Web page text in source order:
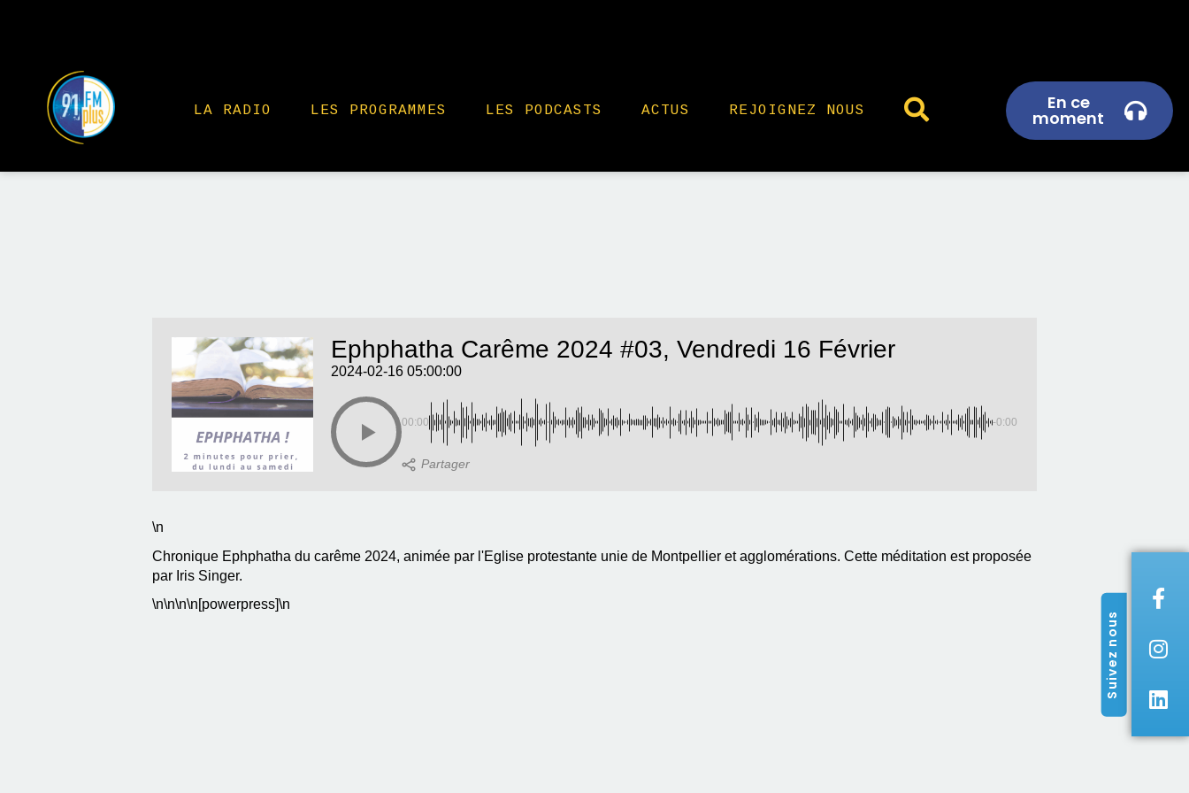
LA RADIO LES PROGRAMMES LES PODCASTS ACTUS REJOIGNEZ NOUS En ce
moment
Suivez nous
Ephphatha Carême 2024 #03, Vendredi 16 Février
2024-02-16 05:00:00
00:00 -0:00
\n
Chronique Ephphatha du carême 2024, animée par l'Eglise protestante unie de Montpellier et agglomérations. Cette méditation est proposée
par Iris Singer.
\n\n\n\n[powerpress]\n